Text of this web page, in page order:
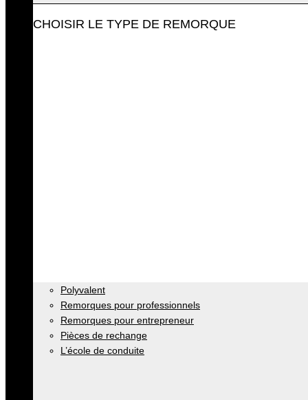
CHOISIR LE TYPE DE REMORQUE
Polyvalent
Remorques pour professionnels
Remorques pour entrepreneur
Pièces de rechange
L’école de conduite